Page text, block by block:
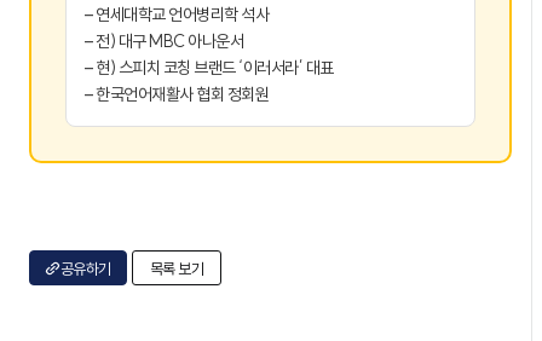
– 연세대학교 언어병리학 석사
– 전) 대구 MBC 아나운서
– 현) 스피치 코칭 브랜드 ‘이러서라’ 대표
– 한국언어재활사 협회 정회원
공유하기 목록 보기